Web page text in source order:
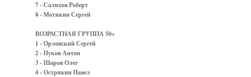
7 - Салихов Роберт
8 - Мотякин Сергей
ВОЗРАСТНАЯ ГРУППА 50+
1 - Орловский Сергей
2 - Пуков Антон
3 - Шаров Олег
4 - Острякин Павел